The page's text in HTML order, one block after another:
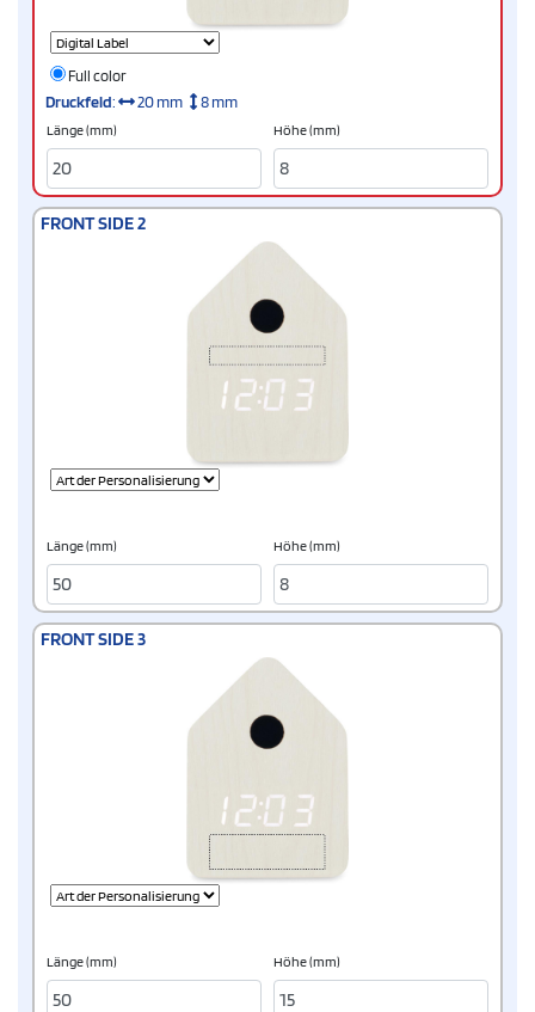
Full color
Druckfeld: 20 mm 8 mm
Länge (mm) Höhe (mm)
FRONT SIDE 2
Länge (mm) Höhe (mm)
FRONT SIDE 3
Länge (mm) Höhe (mm)